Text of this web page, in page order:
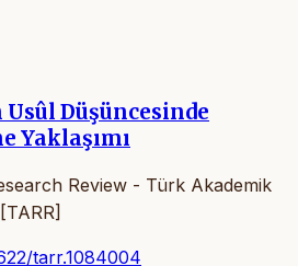
Usûl Düşüncesinde
Yaklaşımı
Review - Türk Akademik
tarr.1084004